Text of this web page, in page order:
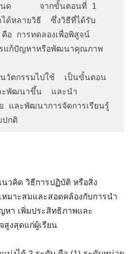
หนด      จากขั้นตอนที่ 1
ด้หลายวิธี  ซึ่งวิธีที่ได้รับ
อ การทดลองเพื่อพิสูจน์
แก้ปัญหาหรือพัฒนาคุณภาพ
ละพัฒนาขึ้น  และนำ
และพัฒนาการจัดการเรียนรู้
กติ
วคิด วิธีการปฏิบัติ หรือสิ่ง
มาะสมและสอดคล้องกับการนำ
หา เพิ่มประสิทธิภาพและ
สูงสุดแก่ผู้เรียน